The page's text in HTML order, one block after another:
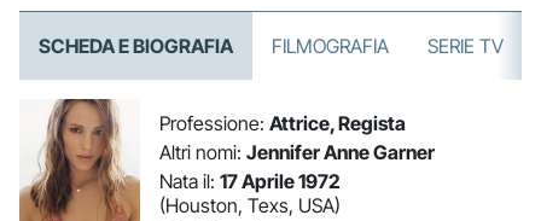
SCHEDA E BIOGRAFIA FILMOGRAFIA SERIE TV
Professione: Attrice, Regista
Altri nomi: Jennifer Anne Garner
Nata il: 17 Aprile 1972
(Houston, Texs, USA)